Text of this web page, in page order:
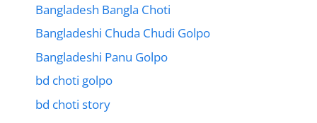
Bangladesh Bangla Choti
Bangladeshi Chuda Chudi Golpo
Bangladeshi Panu Golpo
bd choti golpo
bd choti story